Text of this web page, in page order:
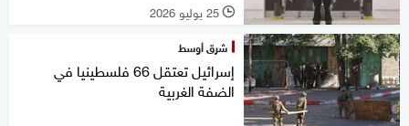
l 25 يوليو 2026
شرق أوسط
إسرائيل تعتقل 66 فلسطينيا في
الضفة الغربية